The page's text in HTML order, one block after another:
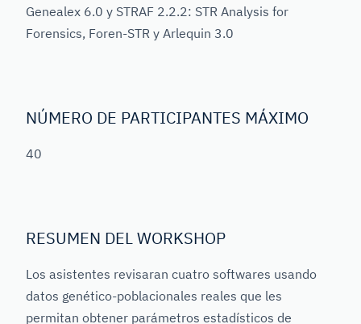
Genealex 6.0 y STRAF 2.2.2: STR Analysis for
Forensics, Foren-STR y Arlequin 3.0
NÚMERO DE PARTICIPANTES MÁXIMO
40
RESUMEN DEL WORKSHOP
Los asistentes revisaran cuatro softwares usando
datos genético-poblacionales reales que les
permitan obtener parámetros estadísticos de